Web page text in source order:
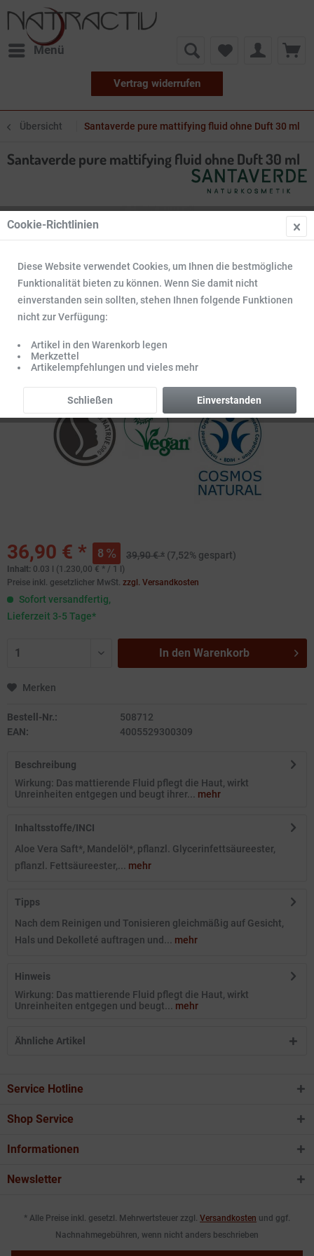
Menü
Vertrag widerrufen
Übersicht Santaverde pure mattifying fluid ohne Duft 30 ml
Santaverde pure mattifying fluid ohne Duft 30 ml
36,90 € * 8 39,90 € * (7,52% gespart)
Inhalt: 0.03 l (1.230,00 € * / 1 l)
Preise inkl. gesetzlicher MwSt. zzgl. Versandkosten
Sofort versandfertig,
Lieferzeit 3-5 Tage*
In den Warenkorb
Merken
Bestell-Nr.:
508712
EAN:
4005529300309
Beschreibung
Wirkung: Das mattierende Fluid pflegt die Haut, wirkt
Unreinheiten entgegen und beugt ihrer... mehr
Inhaltsstoffe/INCI
Aloe Vera Saft*, Mandelöl*, pflanzl. Glycerinfettsäureester,
pflanzl. Fettsäureester,... mehr
Tipps
Nach dem Reinigen und Tonisieren gleichmäßig auf Gesicht,
Hals und Dekolleté auftragen und... mehr
Hinweis
Wirkung: Das mattierende Fluid pflegt die Haut, wirkt
Unreinheiten entgegen und beugt... mehr
Ähnliche Artikel
Service Hotline
Shop Service
Informationen
Newsletter
* Alle Preise inkl. gesetzl. Mehrwertsteuer zzgl. Versandkosten und ggf.
Nachnahmegebühren, wenn nicht anders beschrieben
Cookie-Richtlinien
Diese Website verwendet Cookies, um Ihnen die bestmögliche
Funktionalität bieten zu können. Wenn Sie damit nicht
einverstanden sein sollten, stehen Ihnen folgende Funktionen
nicht zur Verfügung:
Artikel in den Warenkorb legen
Merkzettel
Artikelempfehlungen und vieles mehr
Einverstanden
Schließen